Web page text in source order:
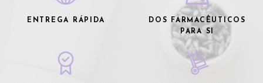
ENTREGA RÁPIDA
DOS FARMACÊUTICOS
PARA SI